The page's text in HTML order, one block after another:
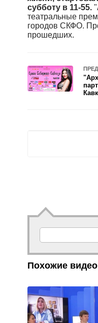
субботу в 11-55.
театральные
городов СКФО.
прошедших.
Похожие видео